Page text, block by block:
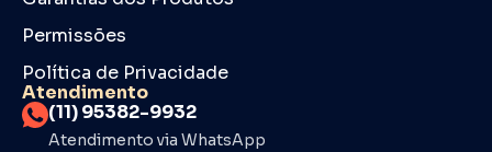
Permissões
Política de Privacidade
Atendimento
(11) 95382-9932
Atendimento via WhatsApp